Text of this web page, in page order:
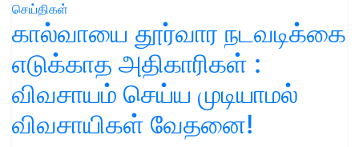
செய்திகள்
கால்வாயை தூர்வார நடவடிக்கை
எடுக்காத அதிகாரிகள் :
விவசாயம் செய்ய முடியாமல்
விவசாயிகள் வேதனை!